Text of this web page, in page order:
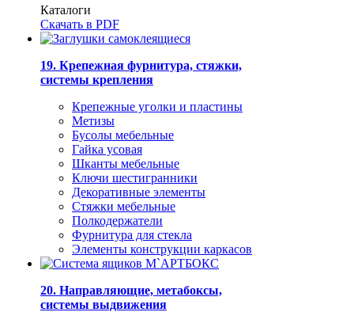
Каталоги
Скачать в PDF
19. Крепежная фурнитура, стяжки,
системы крепления
Крепежные уголки и пластины
Метизы
Бусолы мебельные
Гайка усовая
Шканты мебельные
Ключи шестигранники
Декоративные элементы
Стяжки мебельные
Полкодержатели
Фурнитура для стекла
Элементы конструкции каркасов
20. Направляющие, метабоксы,
системы выдвижения